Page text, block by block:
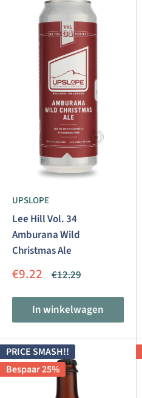
UPSLOPE
Lee Hill Vol. 34
Amburana Wild
Christmas Ale
Aanbiedingsprijs
€9.22 Normale
€12.29
In winkelwagen
PRICE SMASH!!
Bespaar 25%